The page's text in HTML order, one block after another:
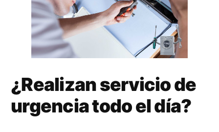
¿Realizan servicio de
urgencia todo el día?